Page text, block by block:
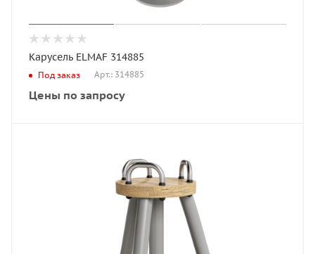
Карусель ELMAF 314885
Под заказ Арт.: 314885
Цены по запросу